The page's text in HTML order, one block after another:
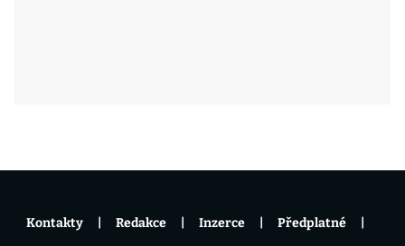
Kontakty Redakce Inzerce Předplatné